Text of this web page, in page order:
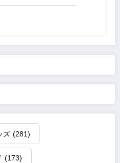
ズ (281)
(173)